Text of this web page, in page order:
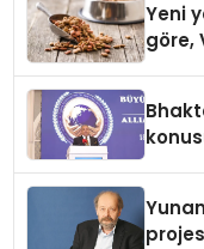
Yeni
göre,